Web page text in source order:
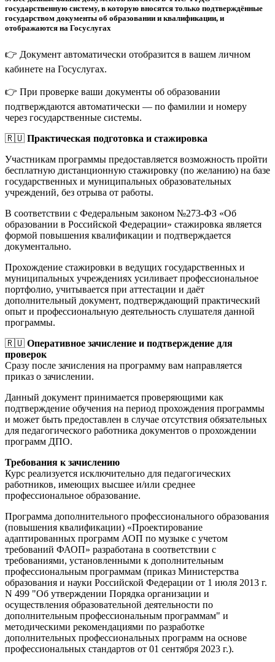
государственную систему, в которую вносятся только подтверждённые
государством документы об образовании и квалификации, и
отображаются на Госуслугах
👉 Документ автоматически отобразится в вашем личном
кабинете на Госуслугах.
👉 При проверке ваши документы об образовании
подтверждаются автоматически — по фамилии и номеру
через государственные системы.
🇷🇺 Практическая подготовка и стажировка
Участникам программы предоставляется возможность пройти
бесплатную дистанционную стажировку (по желанию) на базе
государственных и муниципальных образовательных
учреждений, без отрыва от работы.
В соответствии с Федеральным законом №273-ФЗ «Об
образовании в Российской Федерации» стажировка является
формой повышения квалификации и подтверждается
документально.
Прохождение стажировки в ведущих государственных и
муниципальных учреждениях усиливает профессиональное
портфолио, учитывается при аттестации и даёт
дополнительный документ, подтверждающий практический
опыт и профессиональную деятельность слушателя данной
программы.
🇷🇺 Оперативное зачисление и подтверждение для
проверок
Сразу после зачисления на программу вам направляется
приказ о зачислении.
Данный документ принимается проверяющими как
подтверждение обучения на период прохождения программы
и может быть предоставлен в случае отсутствия обязательных
для педагогического работника документов о прохождении
программ ДПО.
Требования к зачислению
Курс реализуется исключительно для педагогических
работников, имеющих высшее и/или среднее
профессиональное образование.
Программа дополнительного профессионального образования
(повышения квалификации) «Проектирование
адаптированных программ АОП по музыке с учетом
требований ФАОП» разработана в соответствии с
требованиями, установленными к дополнительным
профессиональным программам (приказ Министерства
образования и науки Российской Федерации от 1 июля 2013 г.
N 499 "Об утверждении Порядка организации и
осуществления образовательной деятельности по
дополнительным профессиональным программам" и
методическими рекомендациями по разработке
дополнительных профессиональных программ на основе
профессиональных стандартов от 01 сентября 2023 г.).